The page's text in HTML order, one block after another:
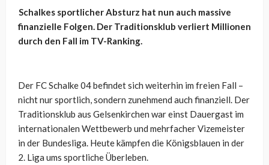
Schalkes sportlicher Absturz hat nun auch massive
finanzielle Folgen. Der Traditionsklub verliert Millionen
durch den Fall im TV-Ranking.
Der FC Schalke 04 befindet sich weiterhin im freien Fall –
nicht nur sportlich, sondern zunehmend auch finanziell. Der
Traditionsklub aus Gelsenkirchen war einst Dauergast im
internationalen Wettbewerb und mehrfacher Vizemeister
in der Bundesliga. Heute kämpfen die Königsblauen in der
2. Liga ums sportliche Überleben.